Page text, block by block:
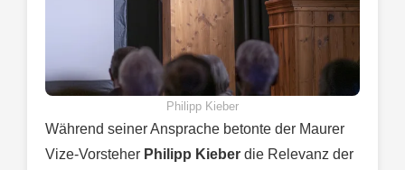
Philipp Kieber
Während seiner Ansprache betonte der Maurer
Vize-Vorsteher Philipp Kieber die Relevanz der